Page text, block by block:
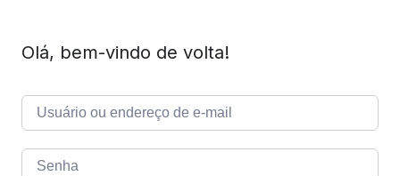
Olá, bem-vindo de volta!